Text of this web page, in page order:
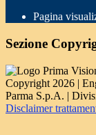
Pagina
Sezione
Copyright 2026 |
Parma S.p.A. |
Disclaimer